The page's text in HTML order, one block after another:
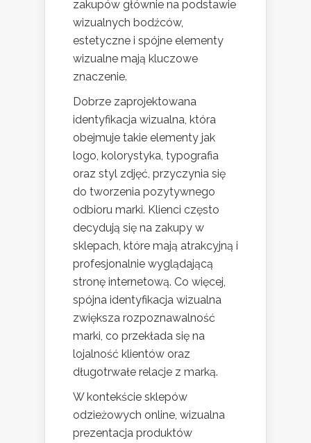
zakupów głównie na podstawie
wizualnych bodźców,
estetyczne i spójne elementy
wizualne mają kluczowe
znaczenie.
Dobrze zaprojektowana
identyfikacja wizualna, która
obejmuje takie elementy jak
logo, kolorystyka, typografia
oraz styl zdjęć, przyczynia się
do tworzenia pozytywnego
odbioru marki. Klienci często
decydują się na zakupy w
sklepach, które mają atrakcyjną i
profesjonalnie wyglądającą
stronę internetową. Co więcej,
spójna identyfikacja wizualna
zwiększa rozpoznawalność
marki, co przekłada się na
lojalność klientów oraz
długotrwałe relacje z marką.
W kontekście sklepów
odzieżowych online, wizualna
prezentacja produktów